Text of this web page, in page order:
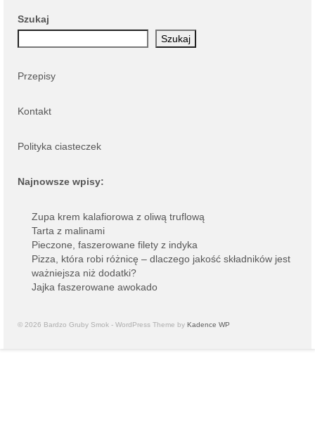
Szukaj
Szukaj
Przepisy
Kontakt
Polityka ciasteczek
Najnowsze wpisy:
Zupa krem kalafiorowa z oliwą truflową
Tarta z malinami
Pieczone, faszerowane filety z indyka
Pizza, która robi różnicę – dlaczego jakość składników jest
ważniejsza niż dodatki?
Jajka faszerowane awokado
© 2026 Bardzo Gruby Smok - WordPress Theme by Kadence WP